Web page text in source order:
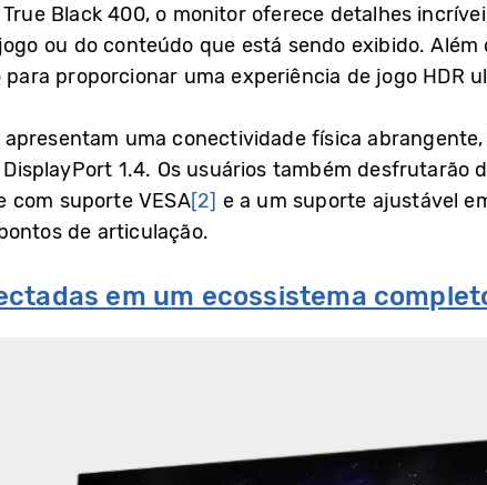
True Black 400, o monitor oferece detalhes
ou do conteúdo que está sendo exibido. Além
proporcionar uma experiência de jogo HDR
uma conectividade física
1.4. Os usuários também desfrutarão
com suporte VESA[2] e a um suporte ajustável
de articulação.
em um ecossistema